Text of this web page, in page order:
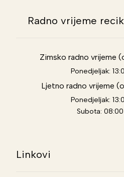
Radno vrijeme
Zimsko radno vrijeme
Ponedjeljak:
Ljetno radno vrijeme
Ponedjeljak:
Subota:
Linkovi